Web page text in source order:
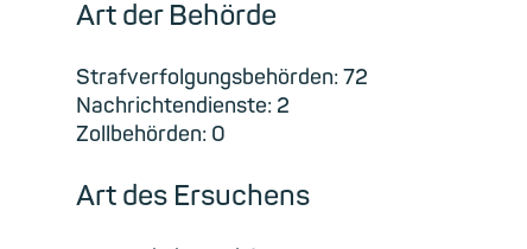
Art der Behörde
Strafverfolgungsbehörden: 72
Nachrichtendienste: 2
Zollbehörden: 0
Art des Ersuchens